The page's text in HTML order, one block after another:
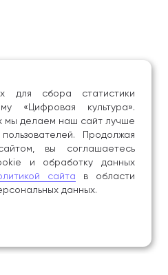
для сбора статистики
«Цифровая культура».
мы делаем наш сайт лучше
Продолжая
вы соглашаетесь
и обработку данных
сайта в области
данных.